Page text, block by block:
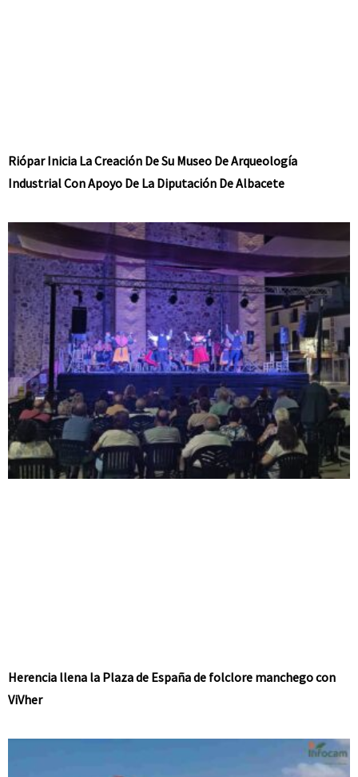
Riópar Inicia La Creación De Su Museo De Arqueología
Industrial Con Apoyo De La Diputación De Albacete
Herencia llena la Plaza de España de folclore manchego con
ViVher